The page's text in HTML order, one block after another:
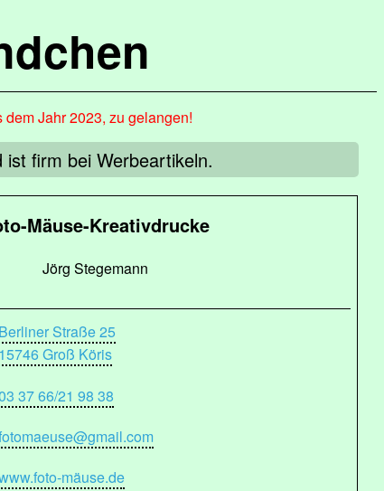
Jahr 2023, zu gelangen!
firm bei Werbeartikeln.
Mäuse-Kreativdrucke
Jörg Stegemann
Berliner Straße 25
15746 Groß Köris
37 66/21 98 38
mäuse.de